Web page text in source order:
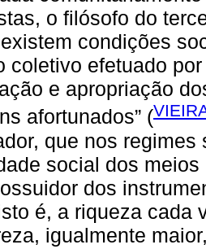
o filósofo do
condições
coletivo efetuado
e apropriação
afortunados” (
que nos
social dos
dos
é, a riqueza cada
igualmente